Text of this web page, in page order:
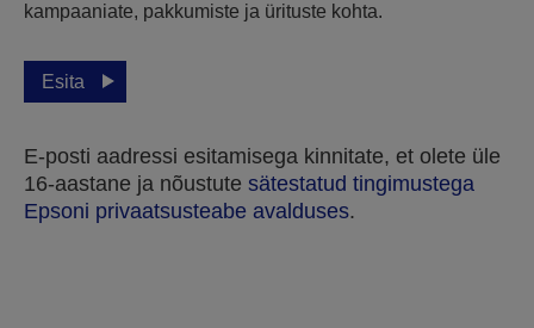
kampaaniate, pakkumiste ja ürituste kohta.
Esita
E-posti aadressi esitamisega kinnitate, et olete üle
16-aastane ja nõustute sätestatud tingimustega
Epsoni privaatsusteabe avalduses.